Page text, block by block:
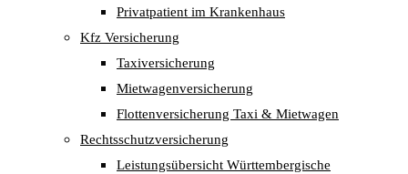
Privatpatient im Krankenhaus
Kfz Versicherung
Taxiversicherung
Mietwagenversicherung
Flottenversicherung Taxi & Mietwagen
Rechtsschutzversicherung
Leistungsübersicht Württembergische